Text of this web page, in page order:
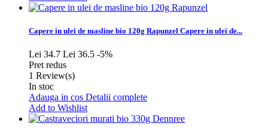
Capere in ulei de masline bio 120g Rapunzel Capere in ulei de...
Lei 34.7 Lei 36.5 -5%
Pret redus
1 Review(s)
In stoc
Adauga in cos Detalii complete
Add to Wishlist